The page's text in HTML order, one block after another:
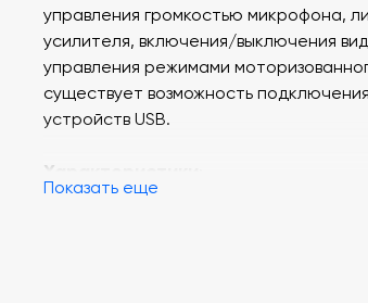
управления громкостью микрофона,
усилителя, включения/выключения
управления режимами
существует возможность
устройств USB.
Характеристики
Показать еще